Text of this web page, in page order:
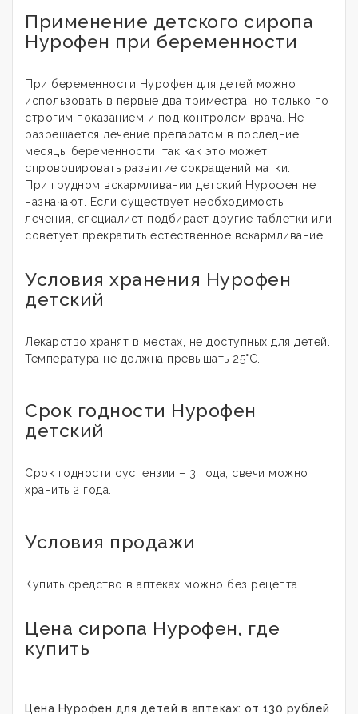
Применение детского сиропа
Нурофен при беременности
При беременности Нурофен для детей можно
использовать в первые два триместра, но только по
строгим показанием и под контролем врача. Не
разрешается лечение препаратом в последние
месяцы беременности, так как это может
спровоцировать развитие сокращений матки.
При грудном вскармливании детский Нурофен не
назначают. Если существует необходимость
лечения, специалист подбирает другие таблетки или
советует прекратить естественное вскармливание.
Условия хранения Нурофен
детский
Лекарство хранят в местах, не доступных для детей.
Температура не должна превышать 25°С.
Срок годности Нурофен
детский
Срок годности суспензии – 3 года, свечи можно
хранить 2 года.
Условия продажи
Купить средство в аптеках можно без рецепта.
Цена сиропа Нурофен, где
купить
Цена Нурофен для детей в аптеках: от 130 рублей